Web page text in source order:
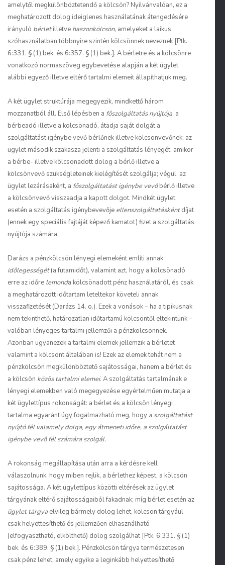
amelytől megkülönböztetendő a kölcsön? Nyilvánvalóan, ez a
meghatározott dolog ideiglenes használatának átengedésére
irányuló bérletilletve haszonkölcsön, amelyeket a laikus
szóhasználatban többnyire szintén kölcsönnek neveznek [Ptk.
6:331. § (1) bek. és 6:357. § (1) bek.]. A bérletre és a kölcsönre
vonatkozó normaszöveg egybevetése alapján a két ügylet
alábbi egyező illetve eltérő tartalmi elemeit állapíthatjuk meg.
A két ügylet struktúrája megegyezik, mindkettő három
mozzanatból áll. Első lépésben a főszolgáltatás nyújtója, a
bérbeadó illetve a kölcsönadó, átadja saját dolgát a
szolgáltatást igénybe vevő bérlőnek illetve kölcsönvevőnek; az
ügylet második szakasza jelenti a szolgáltatás lényegét, amikor
a bérbe- illetve kölcsönadott dolog a bérlő illetve a
kölcsönvevő szükségleteinek kielégítését szolgálja; végül, az
ügylet lezárásaként, a főszolgáltatást igénybe vevőbérlő illetve
a kölcsönvevő visszaadja a kapott dolgot. Mindkét ügylet
esetén a szolgáltatás igénybevevője ellenszolgáltatáskéntdíjat
(ennek egy speciális fajtáját képező kamatot) fizet a szolgáltatás
nyújtója számára.
Darázs a pénzkölcsön lényegi elemeként említi annak
időlegességét(a futamidőt), valamint azt, hogy a kölcsönadó
erre az időre lemonda kölcsönadott pénz használatáról, és csak
a meghatározott időtartam leteltekor követeli annak
visszafizetését (Darázs 14. o.). Ezek a vonások – ha a tipikusnak
nem tekinthető, határozatlan időtartamú kölcsöntől eltekintünk –
valóban lényeges tartalmi jellemzői a pénzkölcsönnek.
Azonban ugyanezek a tartalmi elemek jellemzik a bérletet
valamint a kölcsönt általában is! Ezek az elemek tehát nem a
pénzkölcsön megkülönböztető sajátosságai, hanem a bérlet és
a kölcsön közös tartalmi elemei. A szolgáltatás tartalmának e
lényegi elemekben való megegyezése egyértelműen mutatja a
két ügylettípus rokonságát: a bérlet és a kölcsön lényegi
tartalma egyaránt úgy fogalmazható meg, hogy a szolgáltatást
nyújtó fél valamely dolga, egy átmeneti időre, a szolgáltatást
igénybe vevő fél számára szolgál.
A rokonság megállapítása után arra a kérdésre kell
válaszolnunk, hogy miben rejlik, a bérlethez képest, a kölcsön
sajátossága. A két ügylettípus közötti eltérések az ügylet
tárgyának eltérő sajátosságaiból fakadnak; míg bérlet esetén az
ügylet tárgya elvileg bármely dolog lehet, kölcsön tárgyául
csak helyettesíthető és jellemzően elhasználható
(elfogyasztható, elkölthető) dolog szolgálhat [Ptk. 6:331. § (1)
bek. és 6:389. § (1) bek.]. Pénzkölcsön tárgya természetesen
csak pénz lehet, amely egyike a leginkább helyettesíthető